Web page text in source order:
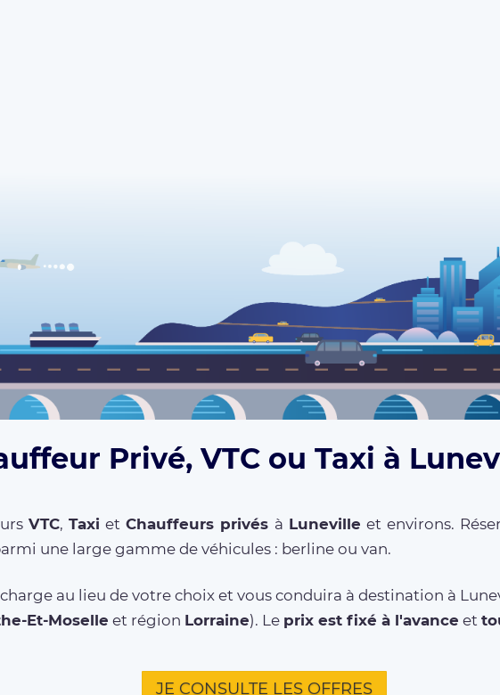
Privé, VTC ou Taxi à
VTC, Taxi etChauffeurs privés à Luneville et environs.
une large gamme de véhicules : berline ou van.
au lieu de votre choix et vous conduira à destination à
Et-Moselle et région Lorraine). Le prix est fixé à l'avance et
JE CONSULTE LES OFFRES